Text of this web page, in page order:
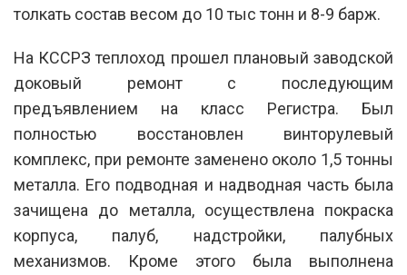
толкать состав весом до 10 тыс тонн и 8-9 барж.
На КССРЗ теплоход прошел плановый заводской
доковый ремонт с последующим
предъявлением на класс Регистра. Был
полностью восстановлен винторулевый
комплекс, при ремонте заменено около 1,5 тонны
металла. Его подводная и надводная часть была
зачищена до металла, осуществлена покраска
корпуса, палуб, надстройки, палубных
механизмов. Кроме этого была выполнена